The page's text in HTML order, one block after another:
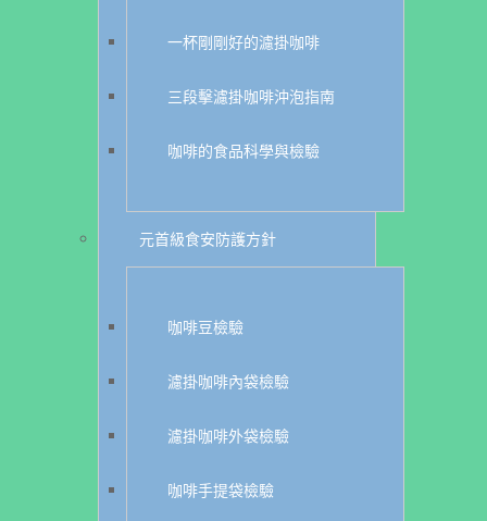
一杯剛剛好的濾掛咖啡
三段擊濾掛咖啡沖泡指南
咖啡的食品科學與檢驗
元首級食安防護方針
咖啡豆檢驗
濾掛咖啡內袋檢驗
濾掛咖啡外袋檢驗
咖啡手提袋檢驗